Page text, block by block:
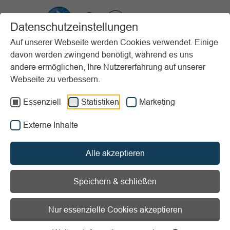
Datenschutzeinstellungen
Auf unserer Webseite werden Cookies verwendet. Einige
davon werden zwingend benötigt, während es uns
andere ermöglichen, Ihre Nutzererfahrung auf unserer
Webseite zu verbessern.
Essenziell Statistiken Marketing
Externe Inhalte
Alle akzeptieren
Speichern & schließen
Nur essenzielle Cookies akzeptieren
Startseite Sportpraxis
Stundenbeispiele (PfP)
Kinder und Jugendliche
Ich fühle mich stark
Vorlesen
Informationen zum Readspeaker öffnen
Alter:Ab 8 Jahren
Entwicklung / Teamwork/Kooperation
Material:
Matten (Gymnastik, Weichboden etc.) / Turn- und
Sportgeräte